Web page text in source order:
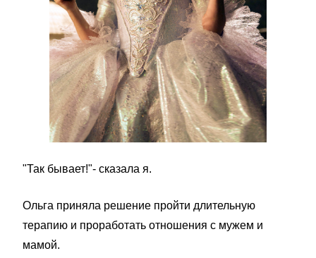
"Так бывает!"- сказала я.
Ольга приняла решение пройти длительную
терапию и проработать отношения с мужем и
мамой.